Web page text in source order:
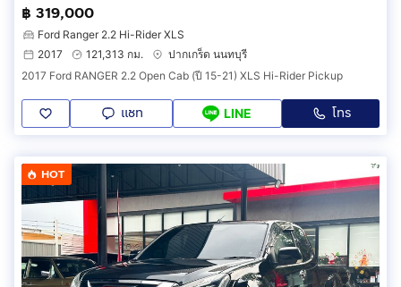
฿ 319,000
Ford Ranger 2.2 Hi-Rider XLS
2017
121,313 กม.
ปากเกร็ด นนทบุรี
2017 Ford RANGER 2.2 Open Cab (ปี 15-21) XLS Hi-Rider Pickup
แชท LINE โทร
HOT